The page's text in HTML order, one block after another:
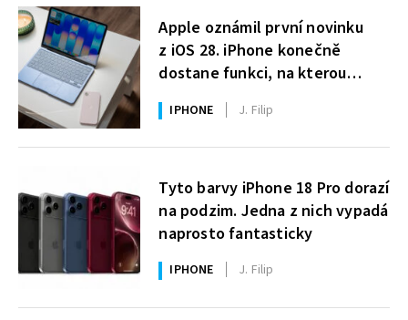
Apple oznámil první novinku
z iOS 28. iPhone konečně
dostane funkci, na kterou
uživatelé Windows čekají roky
IPHONE J. Filip
Tyto barvy iPhone 18 Pro dorazí
na podzim. Jedna z nich vypadá
naprosto fantasticky
IPHONE J. Filip